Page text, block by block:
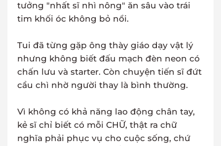
tưởng "nhất sĩ nhì nông" ăn sâu vào trái
tim khối óc không bỏ nổi.
Tui đã từng gặp ông thày giáo dạy vật lý
nhưng không biết đấu mạch đèn neon có
chấn lưu và starter. Còn chuyện tiến sĩ đứt
cầu chì nhờ người thay là bình thường.
Vì không có khả năng lao động chân tay,
kẻ sĩ chỉ biết có mỗi CHỮ, thật ra chữ
nghĩa phải phục vụ cho cuộc sống, chứ